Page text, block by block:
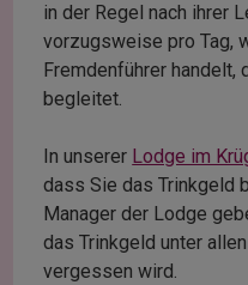
in der Regel nach ihrer
vorzugsweise pro Tag,
Fremdenführer handelt,
begleitet.
In unserer Lodge im
dass Sie das Trinkgeld
Manager der Lodge
das Trinkgeld unter
vergessen wird.